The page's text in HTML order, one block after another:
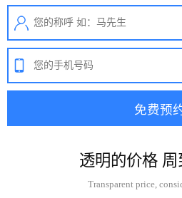
透明的价格
Transparent price,